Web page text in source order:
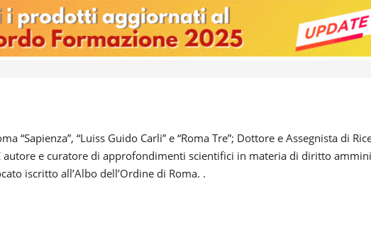
“Luiss Guido Carli” e “Roma Tre”; Dottore e Assegnista di
autore e curatore di approfondimenti scientifici in materia di diritto
iscritto all’Albo dell’Ordine di Roma. .